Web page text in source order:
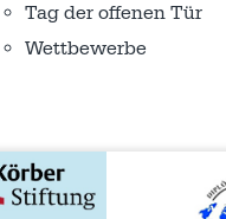
Tag der offenen Tür
Wettbewerbe